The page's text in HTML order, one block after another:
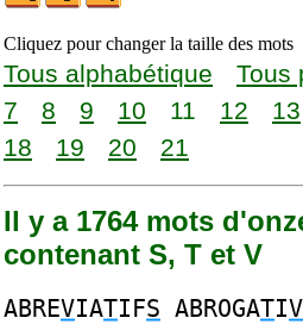
Cliquez pour changer la taille des mots
Tous alphabétique Tous
7
8 9 10 11 12 13
18
19 20 21
Il y a 1764 mots
contenant S, T et V
ABREVIATIFS ABROGATIV